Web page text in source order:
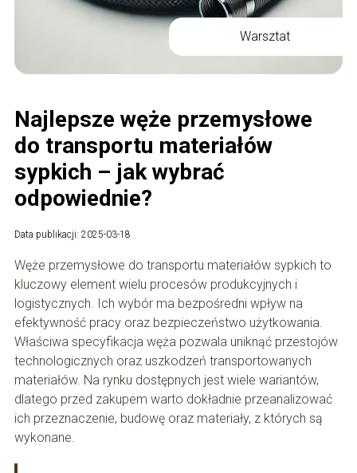
Warsztat
Najlepsze węże przemysłowe
do transportu materiałów
sypkich – jak wybrać
odpowiednie?
Data publikacji: 2025-03-18
Węże przemysłowe do transportu materiałów sypkich to
kluczowy element wielu procesów produkcyjnych i
logistycznych. Ich wybór ma bezpośredni wpływ na
efektywność pracy oraz bezpieczeństwo użytkowania.
Właściwa specyfikacja węża pozwala uniknąć przestojów
technologicznych oraz uszkodzeń transportowanych
materiałów. Na rynku dostępnych jest wiele wariantów,
dlatego przed zakupem warto dokładnie przeanalizować
ich przeznaczenie, budowę oraz materiały, z których są
wykonane.